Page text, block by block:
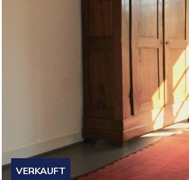
VERKAUFT